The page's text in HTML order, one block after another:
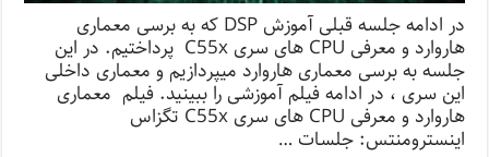
در ادامه جلسه قبلی آموزش DSP که به برسی معماری
هاروارد و معرفی CPU های سری C55x پرداختیم. در این
جلسه به برسی معماری هاروارد میپردازیم و معماری داخلی
این سری ، در ادامه فیلم آموزشی را ببینید. فیلم معماری
هاروارد و معرفی CPU های سری C55x تگزاس
اینسترومنتس: جلسات …